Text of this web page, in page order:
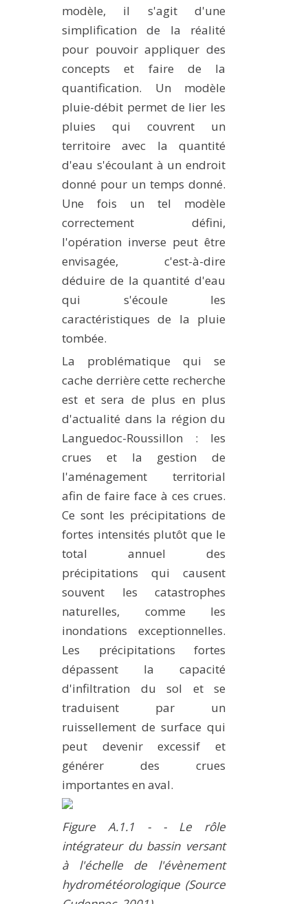
PUBLICATIONS SUR HAL
WORKING PAPERS
NOTES THÉMATIQUES
NOS TRAVAUX EN VIDÉO
modèle, il s'agit d'une
simplification de la réalité
pour pouvoir appliquer des
concepts et faire de la
quantification. Un modèle
pluie-débit permet de lier les
pluies qui couvrent un
territoire avec la quantité
d'eau s'écoulant à un endroit
donné pour un temps donné.
Une fois un tel modèle
correctement défini,
l'opération inverse peut être
envisagée, c'est-à-dire
déduire de la quantité d'eau
qui s'écoule les
caractéristiques de la pluie
tombée.
La problématique qui se
cache derrière cette recherche
est et sera de plus en plus
d'actualité dans la région du
Languedoc-Roussillon : les
crues et la gestion de
l'aménagement territorial
afin de faire face à ces crues.
Ce sont les précipitations de
fortes intensités plutôt que le
total annuel des
précipitations qui causent
souvent les catastrophes
naturelles, comme les
inondations exceptionnelles.
Les précipitations fortes
dépassent la capacité
d'infiltration du sol et se
traduisent par un
ruissellement de surface qui
peut devenir excessif et
générer des crues
importantes en aval.
Figure A.1.1 - - Le rôle
intégrateur du bassin versant
à l'échelle de l'évènement
hydrométéorologique (Source